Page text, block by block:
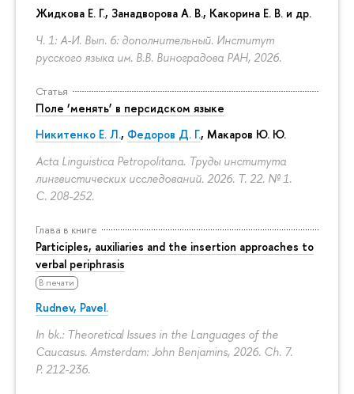
Жидкова Е. Г., Занадворова А. В., Какорина Е. В. и др.
Ч. 1: А-И. Вып. 6: дополнительный. Институт
русского языка им. В.В. Виноградова РАН, 2026.
Статья
Поле ‘менять’ в персидском языке
Никитенко Е. Л., Федоров Д. Г., Макаров Ю. Ю.
Acta Linguistica Petropolitana. Труды института
лингвистических исследований. 2026. Т. 22. № 1.
С. 208-252.
Глава в книге
Participles, auxiliaries and the insertion approaches to
verbal periphrasis
В печати
Rudnev, Pavel.
In bk.: Theoretical Issues in the Languages of the
Caucasus. Amsterdam: John Benjamins, 2026. Ch. 7.
P. 212-236.